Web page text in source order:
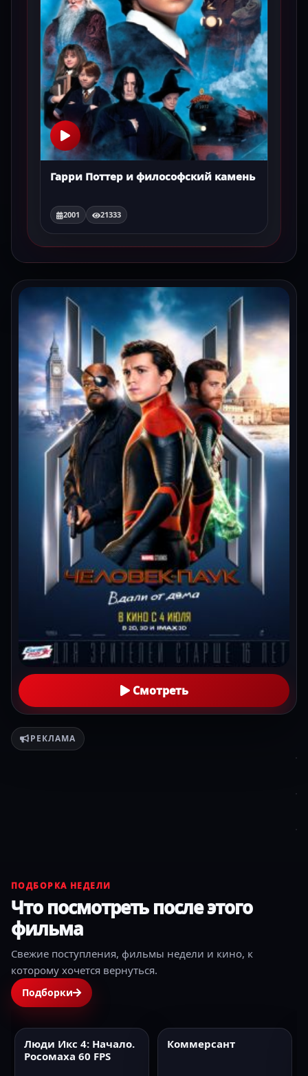
Гарри Поттер и философский камень
2001 21333
Смотреть
РЕКЛАМА
ПОДБОРКА НЕДЕЛИ
Что посмотреть после этого
фильма
Свежие поступления, фильмы недели и кино, к
которому хочется вернуться.
Подборки
2009 60FPS
Люди Икс 4: Начало.
Росомаха 60 FPS
2025 HD
Коммерсант